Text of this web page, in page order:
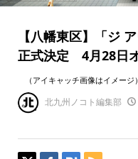
【八幡東区】「ジ
正式決定 4月28日
（アイキャッチ画像はイメージ）
北九州ノコト編集部